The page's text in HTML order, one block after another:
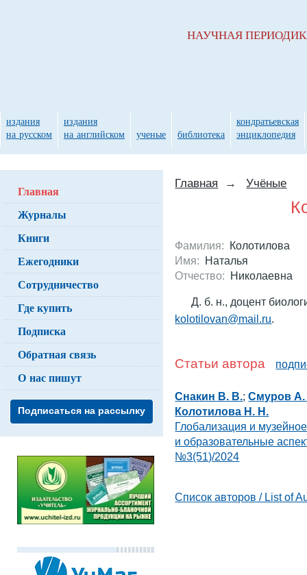
Главная → Учёные
Фамилия: Колотилова
Имя: Наталья
Отчество: Николаевна
Д. б. н., доцент
kolotilovan@mail.ru.
Статьи автора
Снакин В. В.;Смуров
Колотилова Н. Н.
Глобализация и
и образовательные
№3(51)/2024
Список авторов / List of
Главная
Журналы
Книги
Ежегодники
Сотрудничество
Где купить
Подписка
Обратная связь
О нас пишут
Подписаться на рассылку
НАУЧНАЯ
издания
на русском
издания
на английском
ученые библиотека
кондратьевская
энциклопедия